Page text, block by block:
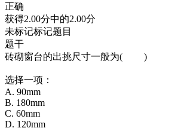
正确
获得2.00分中的2.00分
未标记标记题目
题干
砖砌窗台的出挑尺寸一般为( )
选择一项：
A. 90mm
B. 180mm
C. 60mm
D. 120mm